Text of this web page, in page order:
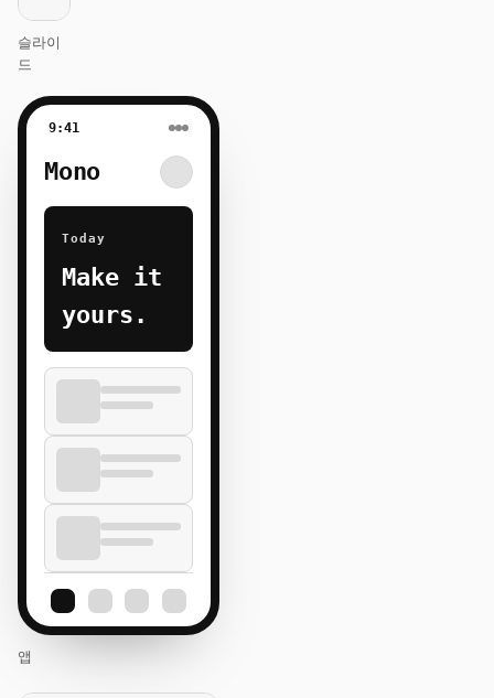
슬라이
드
9:41
Mono
Today
Make it
yours.
앱